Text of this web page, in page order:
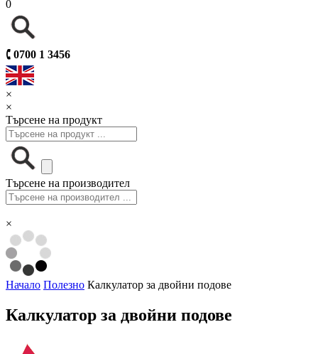
0
🕻 0700 1 3456
×
×
Търсене на продукт
Търсене на производител
×
Начало Полезно Калкулатор за двойни подове
Калкулатор за двойни подове